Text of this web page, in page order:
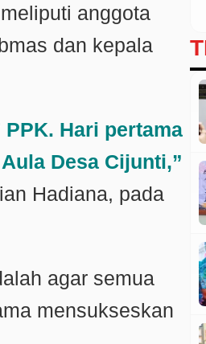
anggota
dan kepala
Hari pertama
Desa Cijunti,”
Hadiana, pada
agar semua
mensukseskan